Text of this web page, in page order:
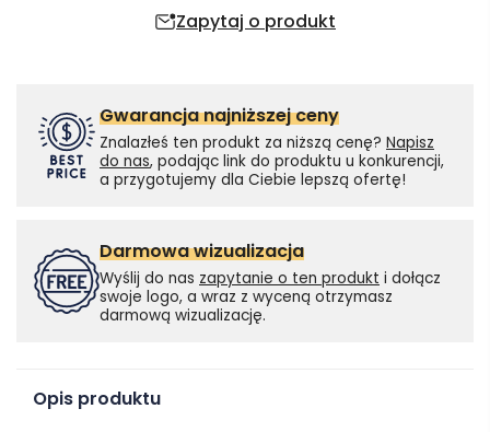
Zapytaj o produkt
Gwarancja najniższej ceny
Znalazłeś ten produkt za niższą cenę? Napisz
do nas, podając link do produktu u konkurencji,
a przygotujemy dla Ciebie lepszą ofertę!
Darmowa wizualizacja
Wyślij do nas zapytanie o ten produkt i dołącz
swoje logo, a wraz z wyceną otrzymasz
darmową wizualizację.
Opis produktu